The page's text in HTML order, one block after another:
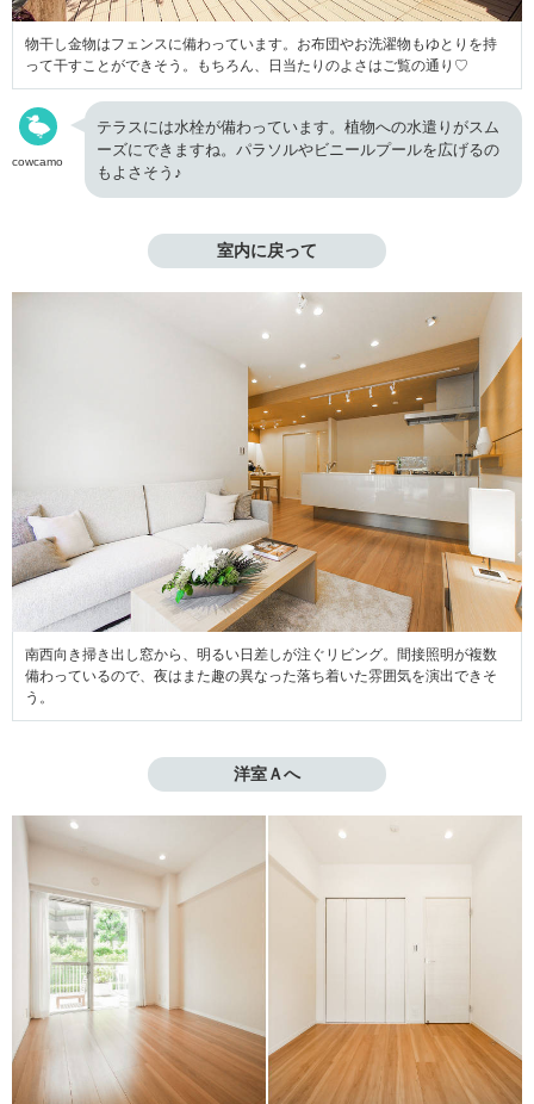
物干し金物はフェンスに備わっています。お布団やお洗濯物もゆとりを持
って干すことができそう。もちろん、日当たりのよさはご覧の通り♡
cowcamo
テラスには水栓が備わっています。植物への水遣りがスム
ーズにできますね。 パラソルやビニールプールを広げるの
もよさそう♪
室内に戻って
南西向き掃き出し窓から、明るい日差しが注ぐリビング。間接照明が複数
備わっているので、夜はまた趣の異なった落ち着いた雰囲気を演出できそ
う。
洋室Ａへ